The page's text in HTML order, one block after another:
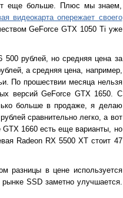
еще больше. Плюс мы знаем,
видеокарта опережает своего
GeForce GTX 1050 Ti уже
500 рублей, но средняя цена за
а средняя цена, например,
По прошествии месяца нельзя
версий GeForce GTX 1650 . С
больше в продаже, я делаю
сравнительно легко, а вот
1660 есть еще варианты, но
Radeon RX 5500 XT стоит 47
разницы в цене используется
SSD заметно улучшается.